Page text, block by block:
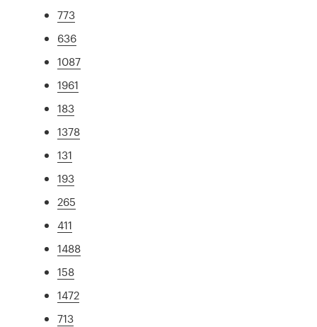
773
636
1087
1961
183
1378
131
193
265
411
1488
158
1472
713